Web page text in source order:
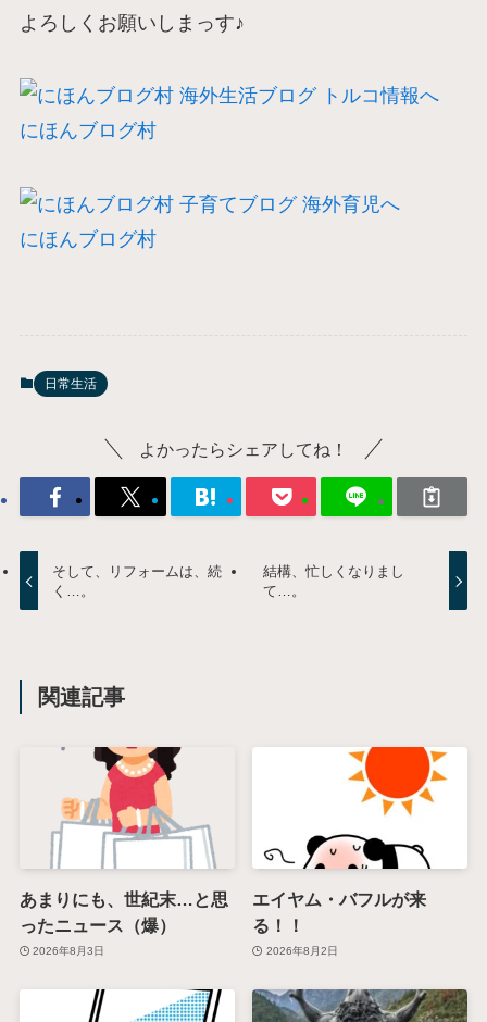
よろしくお願いしまっす♪
にほんブログ村
にほんブログ村
日常生活
よかったらシェアしてね！
そして、リフォームは、続
く…。
結構、忙しくなりまし
て…。
関連記事
あまりにも、世紀末…と思
ったニュース（爆）
2026年8月3日
エイヤム・バフルが来
る！！
2026年8月2日